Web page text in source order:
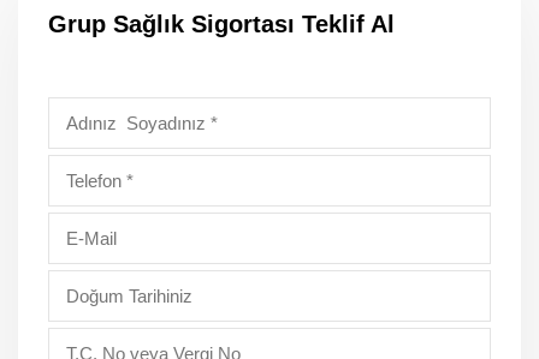
Grup Sağlık Sigortası Teklif Al